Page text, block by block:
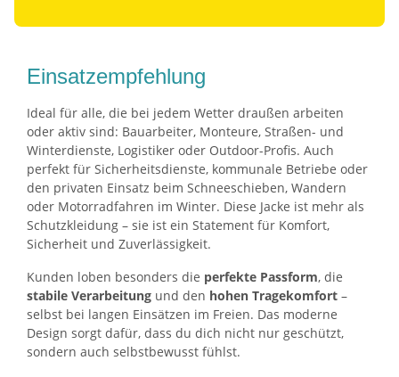
Einsatzempfehlung
Ideal für alle, die bei jedem Wetter draußen arbeiten
oder aktiv sind: Bauarbeiter, Monteure, Straßen- und
Winterdienste, Logistiker oder Outdoor-Profis. Auch
perfekt für Sicherheitsdienste, kommunale Betriebe oder
den privaten Einsatz beim Schneeschieben, Wandern
oder Motorradfahren im Winter. Diese Jacke ist mehr als
Schutzkleidung – sie ist ein Statement für Komfort,
Sicherheit und Zuverlässigkeit.
Kunden loben besonders die perfekte Passform, die
stabile Verarbeitung und den hohen Tragekomfort –
selbst bei langen Einsätzen im Freien. Das moderne
Design sorgt dafür, dass du dich nicht nur geschützt,
sondern auch selbstbewusst fühlst.